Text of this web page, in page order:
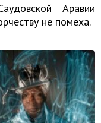
Аравии
не помеха.